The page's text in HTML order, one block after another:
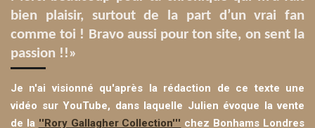
bien plaisir, surtout de la part d’un vrai fan
comme toi ! Bravo aussi pour ton site, on sent la
passion !!»
Je n'ai visionné qu'après la rédaction de ce texte une
vidéo sur YouTube, dans laquelle Julien évoque la vente
de la ''Rory Gallagher Collection''' chez Bonhams Londres